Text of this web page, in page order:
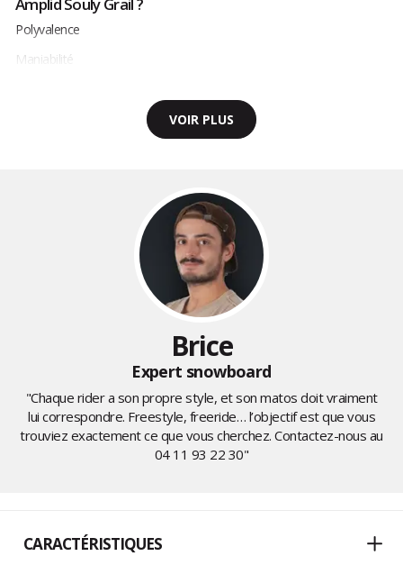
Amplid Souly Grail ?
Polyvalence
Maniabilité
VOIR PLUS
Brice
Expert snowboard
"Chaque rider a son propre style, et son matos doit vraiment
lui correspondre. Freestyle, freeride… l’objectif est que vous
trouviez exactement ce que vous cherchez. Contactez-nous au
04 11 93 22 30"
CARACTÉRISTIQUES